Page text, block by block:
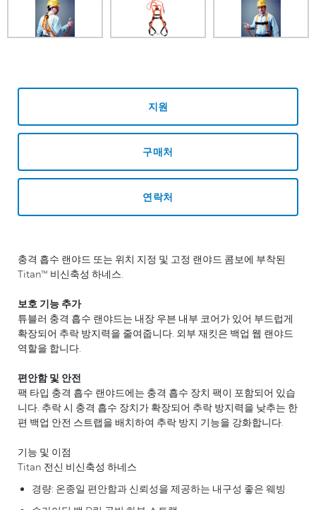
지원
구매처
연락처
충격 흡수 랜야드 또는 위치 지정 및 고정 랜야드 콤보에 부착된
Titan™ 비신축성 하네스.
보호 기능 추가
튜블러 충격 흡수 랜야드는 내장 우븐 내부 코어가 있어 부드럽게
확장되어 추락 방지력을 줄여줍니다. 외부 재킷은 백업 웹 랜야드
역할을 합니다.
편안함 및 안전
팩 타입 충격 흡수 랜야드에는 충격 흡수 장치 팩이 포함되어 있습
니다. 추락 시 충격 흡수 장치가 확장되어 추락 방지력을 낮추는 한
편 백업 안전 스트랩을 배치하여 추락 방지 기능을 강화합니다.
기능 및 이점
Titan 전신 비신축성 하네스
경량: 온종일 편안함과 신뢰성을 제공하는 내구성 좋은 웨빙